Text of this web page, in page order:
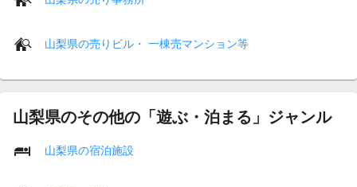
山梨県の売りビル・ 一棟売マンション等
山梨県のその他の「遊ぶ・泊まる」ジャンル
山梨県の宿泊施設